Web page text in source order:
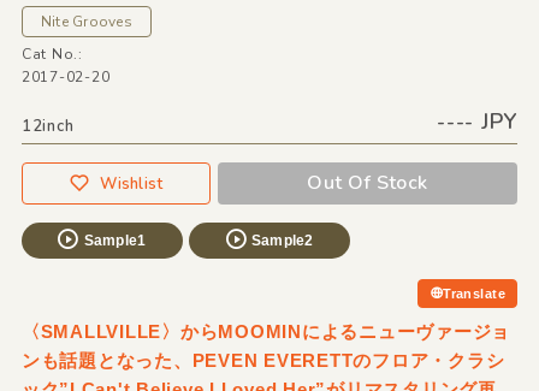
Nite Grooves
Cat No.:
2017-02-20
12inch ---- JPY
Wishlist Out Of Stock
Sample1 Sample2
Translate
〈SMALLVILLE〉からMOOMINによるニューヴァージョ
ンも話題となった、PEVEN EVERETTのフロア・クラシ